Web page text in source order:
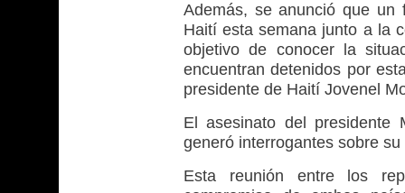
Además, se anunció que un
Haití esta semana junto a la
objetivo de conocer la
encuentran detenidos por
presidente de Haití Jovenel
El asesinato del
generó interrogantes sobre
Esta reunión entre los